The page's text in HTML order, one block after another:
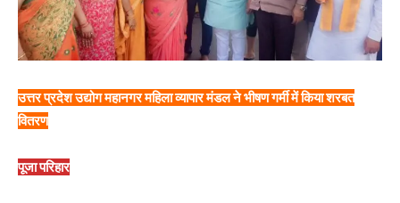
उत्तर प्रदेश उद्योग महानगर महिला व्यापार मंडल ने भीषण गर्मी में किया शरबत
वितरण
पूजा परिहार